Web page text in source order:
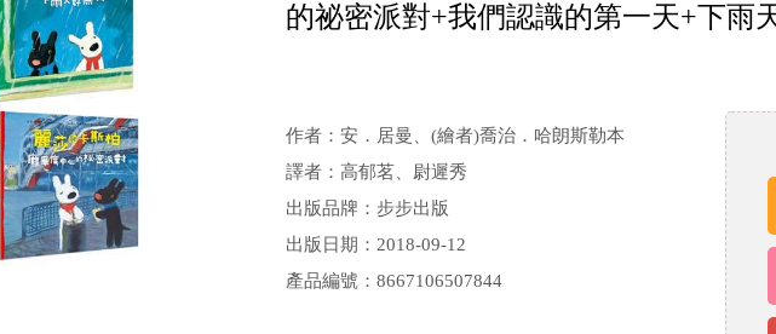
的祕密派對+我們認識的第一天+下雨
作者：安．居曼、(繪者)喬治．哈朗斯勒本
譯者：高郁茗、尉遲秀
出版品牌：步步出版
出版日期：2018-09-12
產品編號：8667106507844